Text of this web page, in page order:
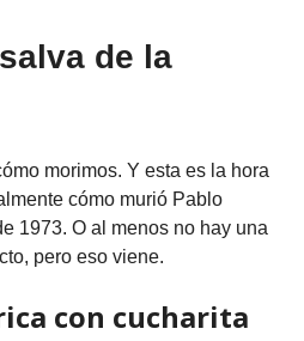
de la
morimos. Y esta es la hora
cómo murió Pablo
1973. O al menos no hay una
pero eso viene.
con cucharita